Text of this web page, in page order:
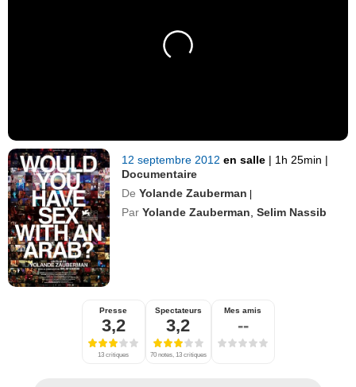
12 septembre 2012en salle | 1h 25min |
Documentaire
De Yolande Zauberman |
Par Yolande Zauberman ,Selim Nassib
Presse
3,2
13 critiques
Spectateurs
3,2
70 notes, 13 critiques
Mes amis
--